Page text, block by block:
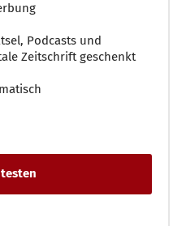
Podcasts und
Zeitschrift geschenkt